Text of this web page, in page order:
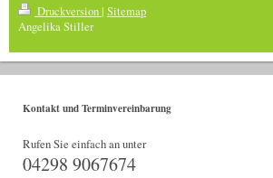
Druckversion| Sitemap
Angelika Stiller
Kontakt und Terminvereinbarung
Rufen Sie einfach an unter
04298 9067674